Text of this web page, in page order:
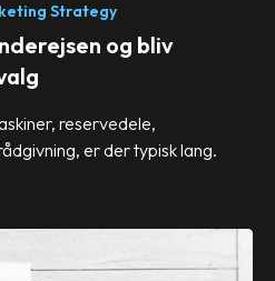
Strategy
og bliv
reservedele,
er der typisk lang.